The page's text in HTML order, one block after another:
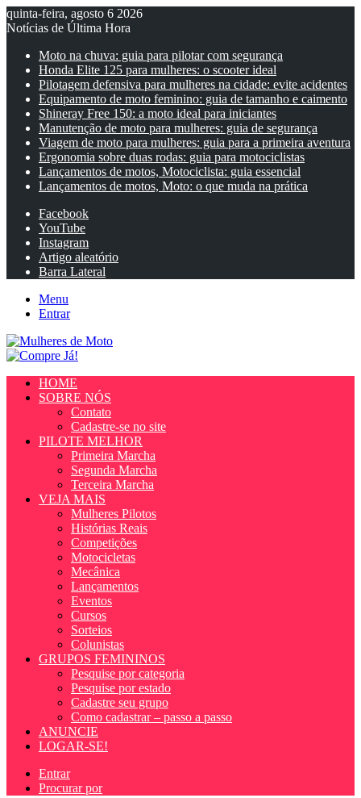
quinta-feira, agosto 6 2026
Notícias de Última Hora
Moto na chuva: guia para pilotar com segurança
Honda Elite 125 para mulheres: o scooter ideal
Pilotagem defensiva para mulheres na cidade: evite acidentes
Equipamento de moto feminino: guia de tamanho e caimento
Shineray Free 150: a moto ideal para iniciantes
Manutenção de moto para mulheres: guia de segurança
Viagem de moto para mulheres: guia para a primeira aventura
Ergonomia sobre duas rodas: guia para motociclistas
Lançamentos de motos, Motociclista: guia essencial
Lançamentos de motos, Moto: o que muda na prática
Facebook
YouTube
Instagram
Artigo aleatório
Barra Lateral
Menu
Entrar
HOME
SOBRE NÓS
Contato
Cadastre-se no site
PILOTE MELHOR
Primeira Marcha
Segunda Marcha
Terceira Marcha
VEJA MAIS
Mulheres Pilotos
Histórias Reais
Competições
Motocicletas
Mecânica
Lançamentos
Eventos
Cursos
Sorteios
Colunistas
GRUPOS FEMININOS
Pesquise por categoria
Pesquise por estado
Cadastre seu grupo
Como cadastrar – passo a passo
ANUNCIE
LOGAR-SE!
Entrar
Procurar por